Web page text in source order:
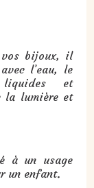
vos bijoux, il
l’eau, le
et
la lumière et
à un usage
un enfant.